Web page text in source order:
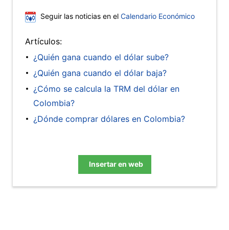
Seguir las noticias en el Calendario Económico
Artículos:
¿Quién gana cuando el dólar sube?
¿Quién gana cuando el dólar baja?
¿Cómo se calcula la TRM del dólar en
Colombia?
¿Dónde comprar dólares en Colombia?
Insertar en web